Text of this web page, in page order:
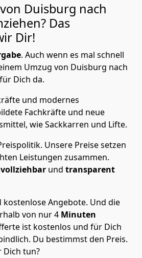
Duisburg nach
Das
Dir!
. Auch wenn es mal schnell
Umzug von Duisburg nach
Dich da.
und modernes
Fachkräfte und neue
wie Sackkarren und Lifte.
Unsere Preise setzen
Leistungen zusammen.
und transparent
Angebote. Und die
von nur4 Minuten
ist kostenlos und für Dich
Du bestimmst den Preis.
Dich tun?